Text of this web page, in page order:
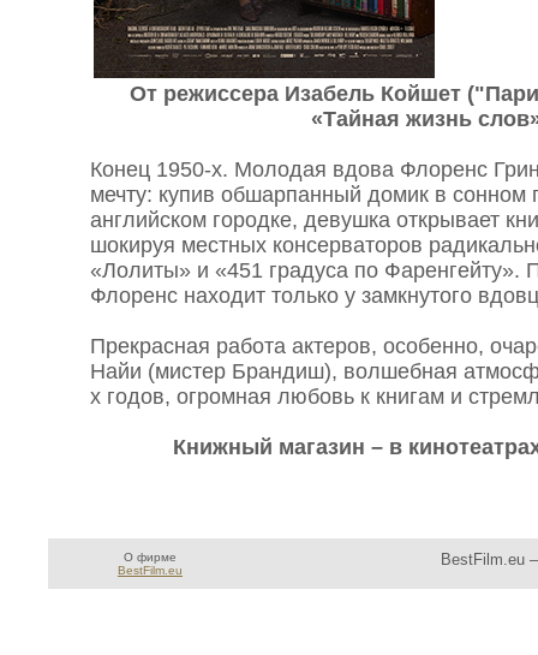
От режиссера Изабель Койшет
«Тайная жизнь
Конец 1950-х. Молодая вдова Флоренс
мечту: купив обшарпанный домик в сонном
английском городке, девушка открывает
шокируя местных консерваторов
«Лолиты» и «451 градуса по
Флоренс находит только у замкнутого
Прекрасная работа актеров, особенно,
Найи (мистер Брандиш), волшебная
х годов, огромная любовь к книгам и
Книжный магазин – в
О фирме
BestFilm.eu
BestFilm.eu